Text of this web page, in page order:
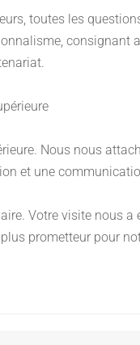
toutes les
consignant
Nous nous
et une
Votre visite nous a
prometteur pour